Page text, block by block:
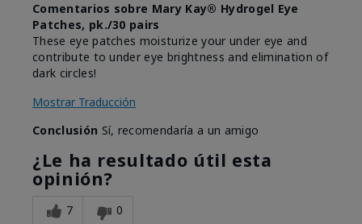
Comentarios sobre Mary Kay® Hydrogel Eye
Patches, pk./30 pairs
These eye patches moisturize your under eye and
contribute to under eye brightness and elimination of
dark circles!
Mostrar Traducción
Conclusión Sí, recomendaría a un amigo
¿Le ha resultado útil esta
opinión?
7 0